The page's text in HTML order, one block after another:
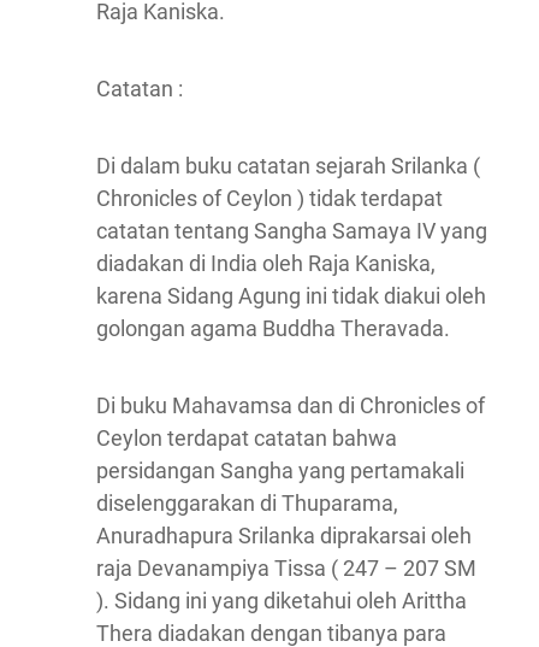
Raja Kaniska.
Catatan :
Di dalam buku catatan sejarah Srilanka (
Chronicles of Ceylon ) tidak terdapat
catatan tentang Sangha Samaya IV yang
diadakan di India oleh Raja Kaniska,
karena Sidang Agung ini tidak diakui oleh
golongan agama Buddha Theravada.
Di buku Mahavamsa dan di Chronicles of
Ceylon terdapat catatan bahwa
persidangan Sangha yang pertamakali
diselenggarakan di Thuparama,
Anuradhapura Srilanka diprakarsai oleh
raja Devanampiya Tissa ( 247 – 207 SM
). Sidang ini yang diketahui oleh Arittha
Thera diadakan dengan tibanya para